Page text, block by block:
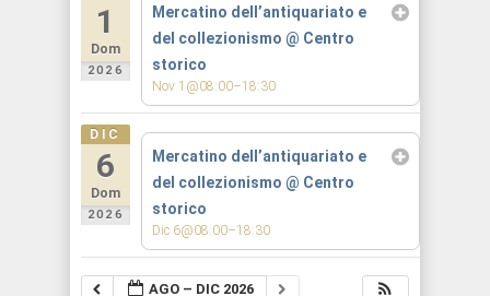
1
Dom
2026
Mercatino dell’antiquariato e
del collezionismo @ Centro
storico
Nov 1@08:00–18:30
DIC
6
Dom
2026
Mercatino dell’antiquariato e
del collezionismo @ Centro
storico
Dic 6@08:00–18:30
AGO – DIC 2026